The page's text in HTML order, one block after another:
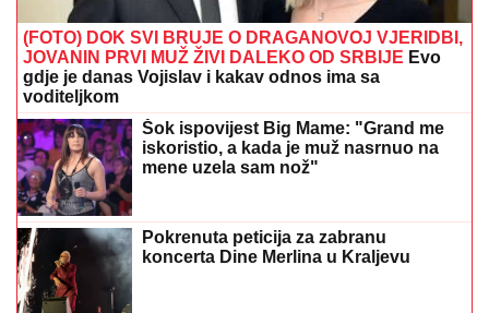
(FOTO) DOK SVI BRUJE O DRAGANOVOJ VJERIDBI,
JOVANIN PRVI MUŽ ŽIVI DALEKO OD SRBIJE Evo
gdje je danas Vojislav i kakav odnos ima sa
voditeljkom
Šok ispovijest Big Mame: "Grand me
iskoristio, a kada je muž nasrnuo na
mene uzela sam nož"
Pokrenuta peticija za zabranu
koncerta Dine Merlina u Kraljevu